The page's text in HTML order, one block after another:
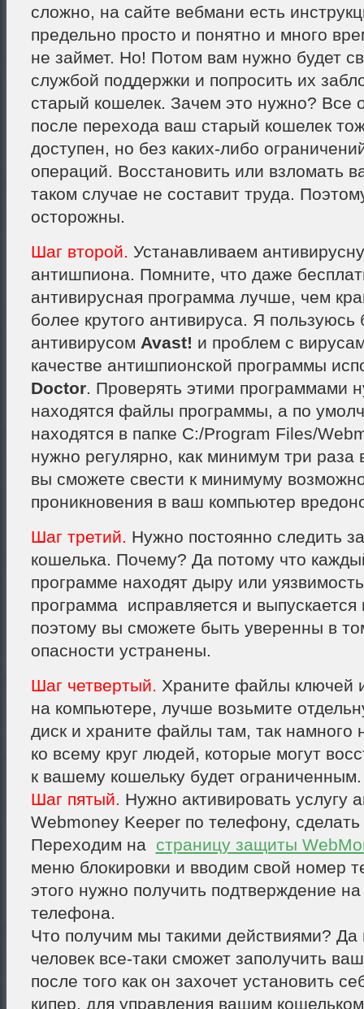
сложно, на сайте вебмани есть
предельно просто и понятно и много
не займет. Но! Потом вам нужно будет
службой поддержки и попросить их
старый кошелек. Зачем это нужно? Все
после перехода ваш старый кошелек
доступен, но без каких-либо
операций. Восстановить или взломать
таком случае не составит труда.
осторожны.
Шаг второй. Устанавливаем
антишпиона. Помните, что даже
антивирусная программа лучше, чем
более крутого антивируса. Я пользуюсь
антивирусом Avast! и проблем с
качестве антишпионской программы
Doctor. Проверять этими программами
находятся файлы программы, а по
находятся в папке C:/Program Files/
нужно регулярно, как минимум три раза
вы сможете свести к минимуму
проникновения в ваш компьютер
Шаг третий. Нужно постоянно следить
кошелька. Почему? Да потому что
программе находят дыру или
программа исправляется и выпускается
поэтому вы сможете быть уверенны в
опасности устранены.
Шаг четвертый. Храните файлы ключей
на компьютере, лучше возьмите
диск и храните файлы там, так намного
ко всему круг людей, которые могут
к вашему кошельку будет ограниченным.
Шаг пятый. Нужно активировать услугу
Webmoney Keeper по телефону,
Переходим на страницу защиты
меню блокировки и вводим свой номер
этого нужно получить подтверждение
телефона.
Что получим мы такими действиями? Да
человек все-таки сможет заполучить
после того как он захочет установить
кипер, для управления вашим